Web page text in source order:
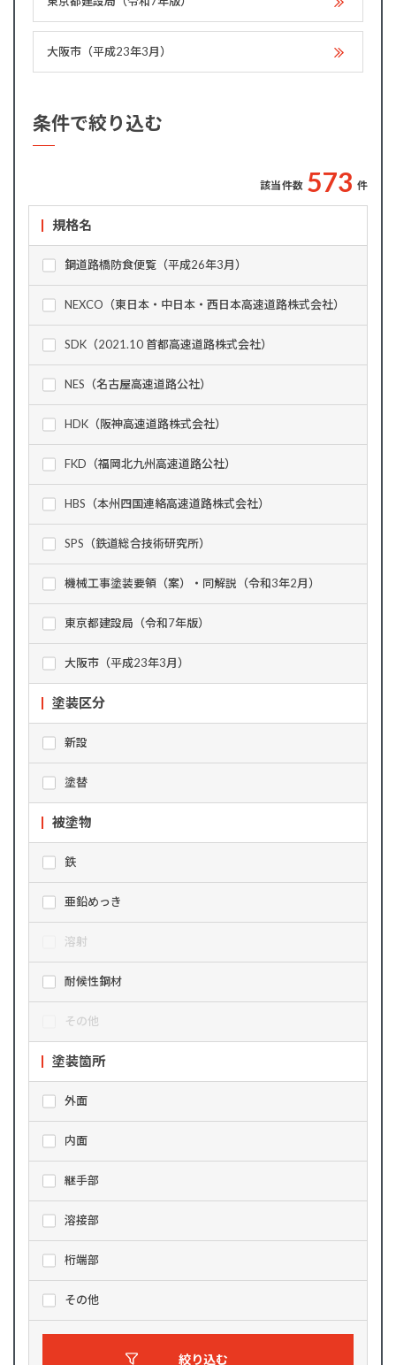
大阪市（平成23年3月）
条件で絞り込む
該当件数 573 件
規格名
鋼道路橋防食便覧（平成26年3月）
NEXCO（東日本・中日本・西日本高速道路株式会社）
SDK（2021.10 首都高速道路株式会社）
NES（名古屋高速道路公社）
HDK（阪神高速道路株式会社）
FKD（福岡北九州高速道路公社）
HBS（本州四国連絡高速道路株式会社）
SPS（鉄道総合技術研究所）
機械工事塗装要領（案）・同解説（令和3年2月）
東京都建設局（令和7年版）
大阪市（平成23年3月）
塗装区分
新設
塗替
被塗物
鉄
亜鉛めっき
溶射
耐候性鋼材
その他
塗装箇所
外面
内面
継手部
溶接部
桁端部
その他
絞り込む